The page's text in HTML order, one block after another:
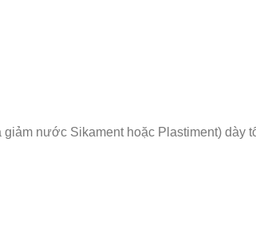
nước Sikament hoặc Plastiment) dày